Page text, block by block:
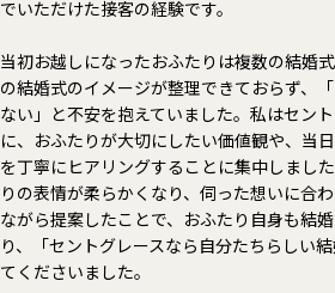
でいただけた接客の経験です。
当初お越しになったおふたりは複数の結婚
の結婚式のイメージが整理できておらず、
ない」と不安を抱えていました。私はセン
に、おふたりが大切にしたい価値観や、当
を丁寧にヒアリングすることに集中しまし
りの表情が柔らかくなり、伺った想いに合
ながら提案したことで、おふたり自身も結
り、「セントグレースなら自分たちらしい
てくださいました。